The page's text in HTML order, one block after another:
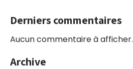
Derniers commentaires
Aucun commentaire à afficher.
Archive